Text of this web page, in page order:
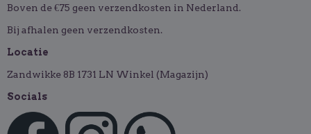
Boven de €75 geen verzendkosten in Nederland.
Bij afhalen geen verzendkosten.
Locatie
Zandwikke 8B 1731 LN Winkel (Magazijn)
Socials